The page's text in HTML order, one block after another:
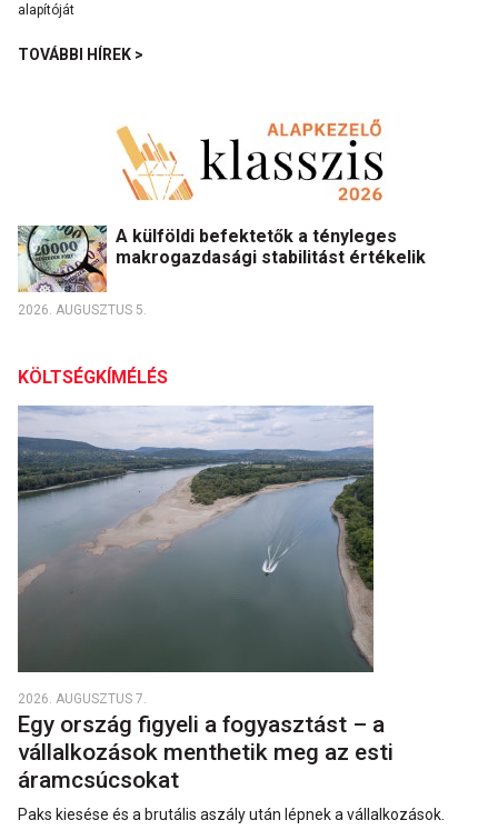
TOVÁBBI HÍREK >
A külföldi befektetők a tényleges
makrogazdasági stabilitást értékelik
2026. AUGUSZTUS 5.
KÖLTSÉGKÍMÉLÉS
2026. AUGUSZTUS 7.
Egy ország figyeli a fogyasztást – a
vállalkozások menthetik meg az esti
áramcsúcsokat
Paks kiesése és a brutális aszály után lépnek a vállalkozások.